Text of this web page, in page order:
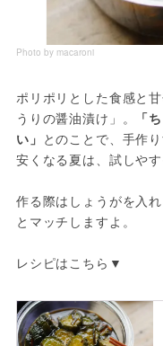
Photo by macaroni
ポリポリとした食感と
うりの醤油漬け」。
「
い」 とのことで、手作
安くなる夏は、試しやす
作る際はしょうがを入
とマッチしますよ。
レシピはこちら▼